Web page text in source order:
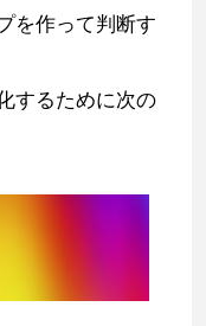
を作って判断す
するために次の